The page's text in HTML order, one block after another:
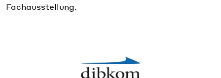
Fachausstellung.